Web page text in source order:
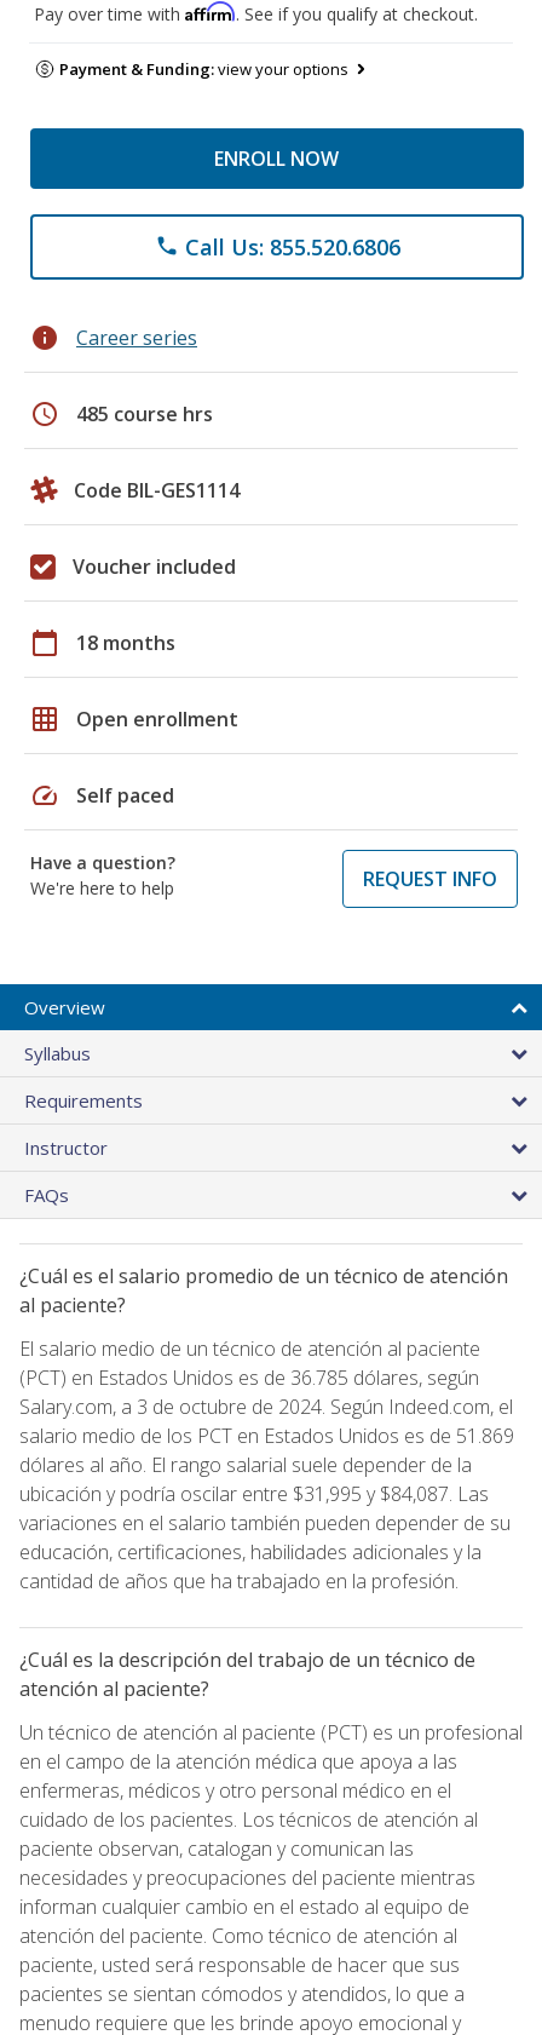
Pay over time with Affirm. See if you qualify at checkout.
Payment & Funding:view your options
ENROLL NOW
phone Call Us: 855.520.6806
info Career series
schedule 485 course hrs
Code BIL-GES1114
Voucher included
calendar_today 18 months
grid_on Open enrollment
speed Self paced
Have a question?
We're here to help
REQUEST INFO
Overview
Syllabus
Requirements
Instructor
FAQs
¿Cuál es el salario promedio de un técnico de atención
al paciente?
El salario medio de un técnico de atención al paciente
(PCT) en Estados Unidos es de 36.785 dólares, según
Salary.com, a 3 de octubre de 2024. Según Indeed.com, el
salario medio de los PCT en Estados Unidos es de 51.869
dólares al año. El rango salarial suele depender de la
ubicación y podría oscilar entre $31,995 y $84,087. Las
variaciones en el salario también pueden depender de su
educación, certificaciones, habilidades adicionales y la
cantidad de años que ha trabajado en la profesión.
¿Cuál es la descripción del trabajo de un técnico de
atención al paciente?
Un técnico de atención al paciente (PCT) es un profesional
en el campo de la atención médica que apoya a las
enfermeras, médicos y otro personal médico en el
cuidado de los pacientes. Los técnicos de atención al
paciente observan, catalogan y comunican las
necesidades y preocupaciones del paciente mientras
informan cualquier cambio en el estado al equipo de
atención del paciente. Como técnico de atención al
paciente, usted será responsable de hacer que sus
pacientes se sientan cómodos y atendidos, lo que a
menudo requiere que les brinde apoyo emocional y